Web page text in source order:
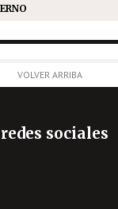
VOLVER ARRIBA
sociales